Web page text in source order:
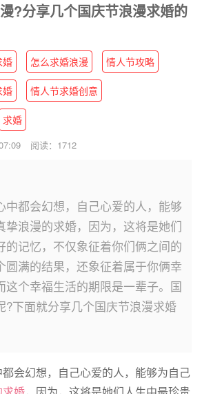
?分享几个国庆节浪漫求婚的
婚 怎么求婚浪漫 情人节攻略
婚 情人节求婚创意
求婚
阅读：1712
都会幻想，自己心爱的人，能够
挚浪漫的求婚，因为，这将是她们
的记忆，不仅象征着你们俩之间的
圆满的结果，还象征着属于你俩幸
这个幸福生活的期限是一辈子。国
?下面就分享几个国庆节浪漫求婚
幻想，自己心爱的人，能够为自己